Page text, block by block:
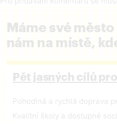
Máme své město
nám na místě,
Pět jasných cílů
Pohodlná a rychlá doprava
Kvalitní školy a dostupné